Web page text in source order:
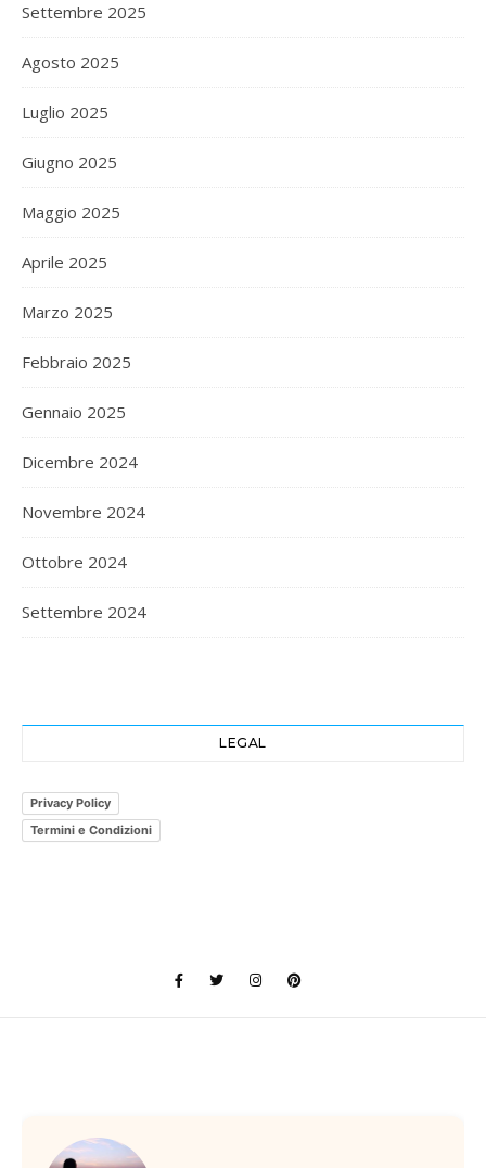
Settembre 2025
Agosto 2025
Luglio 2025
Giugno 2025
Maggio 2025
Aprile 2025
Marzo 2025
Febbraio 2025
Gennaio 2025
Dicembre 2024
Novembre 2024
Ottobre 2024
Settembre 2024
LEGAL
Privacy Policy
Termini e Condizioni